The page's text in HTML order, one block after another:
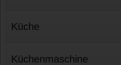
Küche
Küchenmaschine